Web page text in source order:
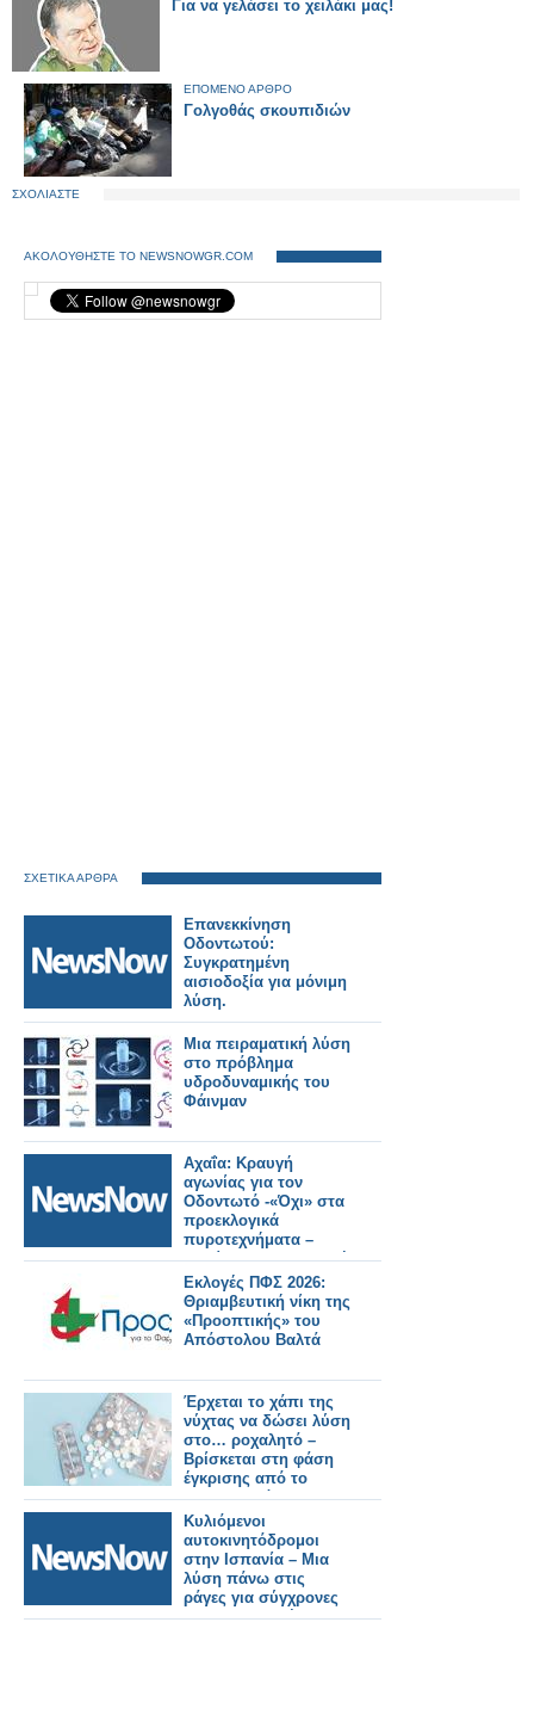
Για να γελάσει το χειλάκι μας!
ΕΠΟΜΕΝΟ ΑΡΘΡΟ
Γολγοθάς σκουπιδιών
ΣΧΟΛΙΑΣΤΕ
ΑΚΟΛΟΥΘΗΣΤΕ ΤΟ NEWSNOWGR.COM
ΣΧΕΤΙΚΑ ΑΡΘΡΑ
Επανεκκίνηση
Οδοντωτού:
Συγκρατημένη
αισιοδοξία για μόνιμη
λύση.
Μια πειραματική λύση
στο πρόβλημα
υδροδυναμικής του
Φάινμαν
Αχαΐα: Κραυγή
αγωνίας για τον
Οδοντωτό -«Όχι» στα
προεκλογικά
πυροτεχνήματα –
Απαίτηση για ασφαλή
λύση.
Εκλογές ΠΦΣ 2026:
Θριαμβευτική νίκη της
«Προοπτικής» του
Απόστολου Βαλτά
Έρχεται το χάπι της
νύχτας να δώσει λύση
στο… ροχαλητό –
Βρίσκεται στη φάση
έγκρισης από το
αμερικανικό FDA
Κυλιόμενοι
αυτοκινητόδρομοι
στην Ισπανία – Μια
λύση πάνω στις
ράγες για σύγχρονες
εμπορευματικές